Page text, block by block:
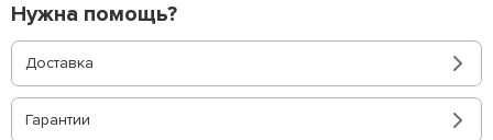
Нужна помощь?
Доставка
Гарантии